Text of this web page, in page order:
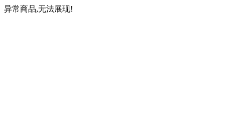
异常商品,无法展现!